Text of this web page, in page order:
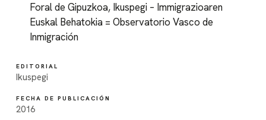
Foral de Gipuzkoa, Ikuspegi – Immigrazioaren
Euskal Behatokia = Observatorio Vasco de
Inmigración
EDITORIAL
Ikuspegi
FECHA DE PUBLICACIÓN
2016